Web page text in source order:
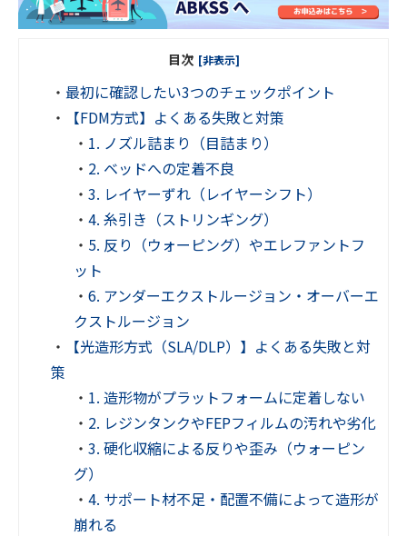
目次 [非表示]
・ 最初に確認したい3つのチェックポイント
・
【FDM方式】よくある失敗と対策
・ 1. ノズル詰まり（目詰まり）
・ 2. ベッドへの定着不良
・ 3. レイヤーずれ（レイヤーシフト）
・ 4. 糸引き（ストリンギング）
・ 5. 反り（ウォーピング）やエレファントフ
ット
・ 6. アンダーエクストルージョン・オーバーエ
クストルージョン
・
【光造形方式（SLA/DLP）】よくある失敗と対
策
・ 1. 造形物がプラットフォームに定着しない
・ 2. レジンタンクやFEPフィルムの汚れや劣化
・ 3. 硬化収縮による反りや歪み（ウォーピン
グ）
・ 4. サポート材不足・配置不備によって造形が
崩れる